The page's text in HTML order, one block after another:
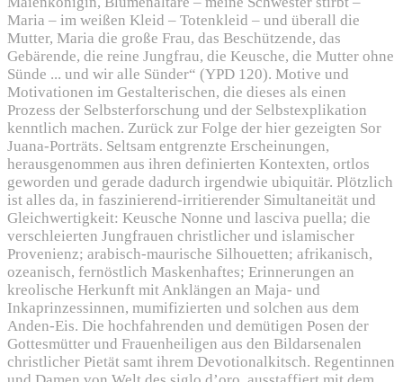
Maria – im weißen Kleid – Totenkleid – und überall die
Mutter, Maria die große Frau, das Beschützende, das
Gebärende, die reine Jungfrau, die Keusche, die Mutter ohne
Sünde ... und wir alle Sünder“ (YPD 120). Motive und
Motivationen im Gestalterischen, die dieses als einen
Prozess der Selbsterforschung und der Selbstexplikation
kenntlich machen. Zurück zur Folge der hier gezeigten Sor
Juana-Porträts. Seltsam entgrenzte Erscheinungen,
herausgenommen aus ihren definierten Kontexten, ortlos
geworden und gerade dadurch irgendwie ubiquitär. Plötzlich
ist alles da, in faszinierend-irritierender Simultaneität und
Gleichwertigkeit: Keusche Nonne und lasciva puella; die
verschleierten Jungfrauen christlicher und islamischer
Provenienz; arabisch-maurische Silhouetten; afrikanisch,
ozeanisch, fernöstlich Maskenhaftes; Erinnerungen an
kreolische Herkunft mit Anklängen an Maja- und
Inkaprinzessinnen, mumifizierten und solchen aus dem
Anden-Eis. Die hochfahrenden und demütigen Posen der
Gottesmütter und Frauenheiligen aus den Bildarsenalen
christlicher Pietät samt ihrem Devotionalkitsch. Regentinnen